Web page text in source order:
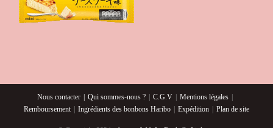
Nous contacter Qui sommes-nous ? C.G.V
Mentions légales
Remboursement
Ingrédients des bonbons Haribo Expédition Plan de site